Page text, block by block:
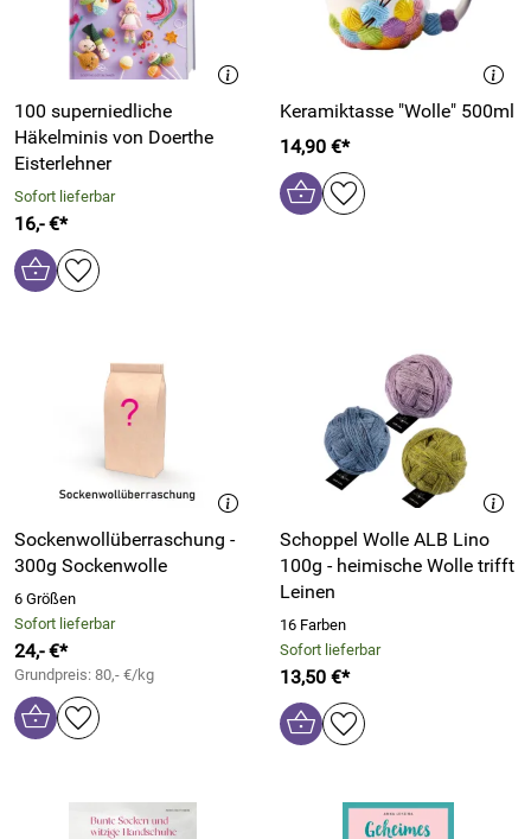
100 superniedliche
Häkelminis von Doerthe
Eisterlehner
Sofort lieferbar
16,- €*
Keramiktasse "Wolle" 500ml
14,90 €*
Sockenwollüberraschung -
300g Sockenwolle
6 Größen
Sofort lieferbar
24,- €*
Grundpreis: 80,- €/kg
Schoppel Wolle ALB Lino
100g - heimische Wolle trifft
Leinen
16 Farben
Sofort lieferbar
13,50 €*